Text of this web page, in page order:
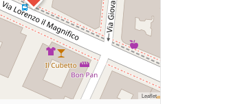
Leaflet